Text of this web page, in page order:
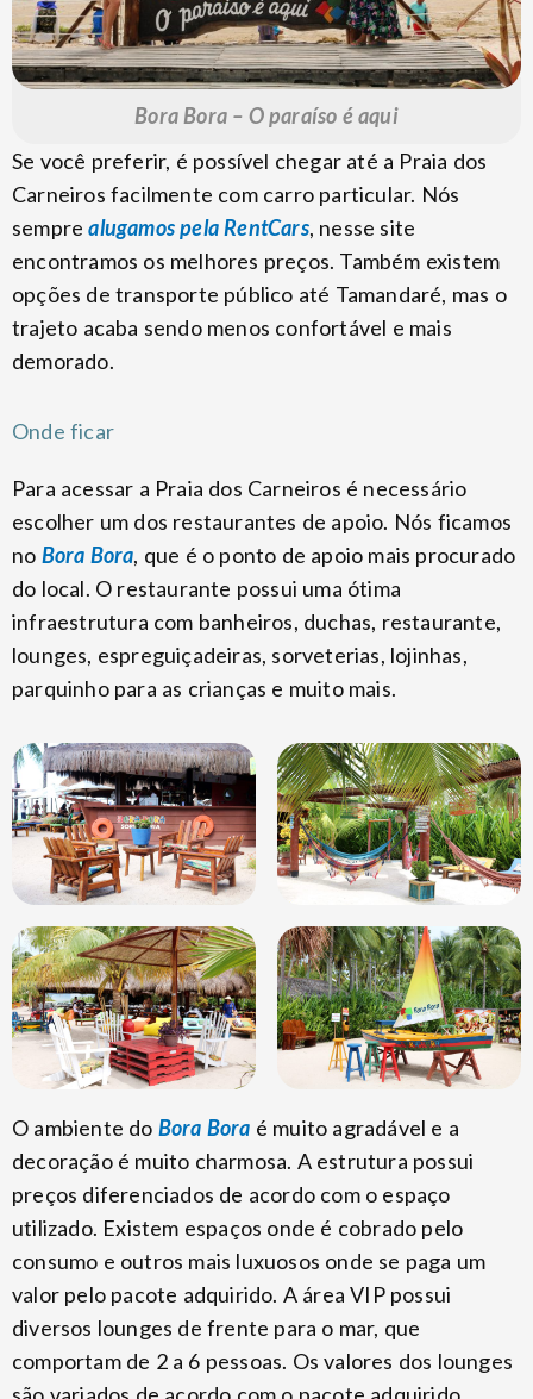
Bora Bora – O paraíso é aqui
Se você preferir, é possível chegar até a Praia dos
Carneiros facilmente com carro particular. Nós
semprealugamos pela RentCars, nesse site
encontramos os melhores preços. Também existem
opções de transporte público até Tamandaré, mas o
trajeto acaba sendo menos confortável e mais
demorado.
Onde ficar
Para acessar a Praia dos Carneiros é necessário
escolher um dos restaurantes de apoio. Nós ficamos
no Bora Bora, que é o ponto de apoio mais procurado
do local. O restaurante possui uma ótima
infraestrutura com banheiros, duchas, restaurante,
lounges, espreguiçadeiras, sorveterias, lojinhas,
parquinho para as crianças e muito mais.
O ambiente do Bora Bora é muito agradável e a
decoração é muito charmosa. A estrutura possui
preços diferenciados de acordo com o espaço
utilizado. Existem espaços onde é cobrado pelo
consumo e outros mais luxuosos onde se paga um
valor pelo pacote adquirido. A área VIP possui
diversos lounges de frente para o mar, que
comportam de 2 a 6 pessoas. Os valores dos lounges